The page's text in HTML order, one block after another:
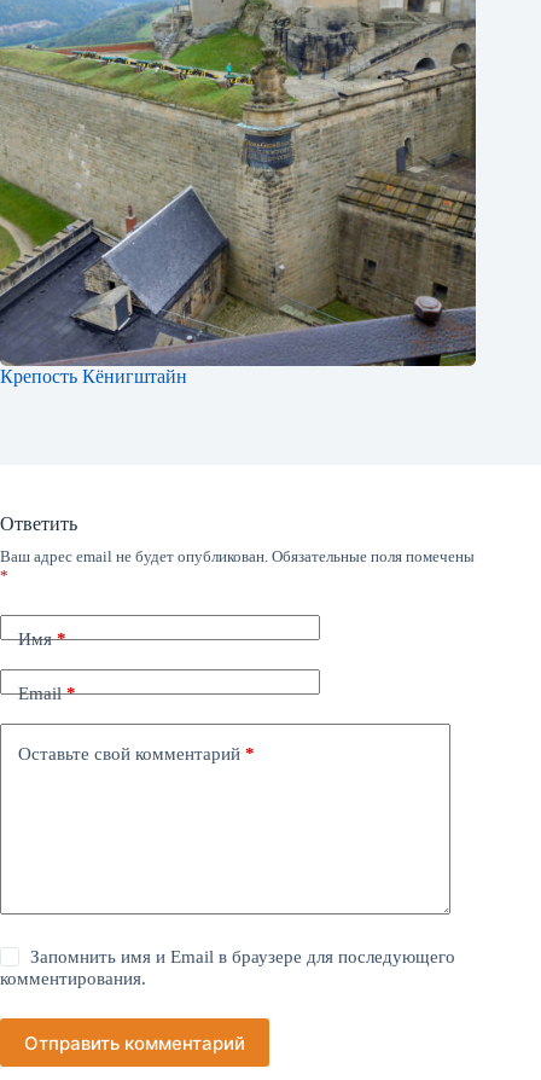
Крепость Кёнигштайн
Ответить
Ваш адрес email не будет опубликован. Обязательные поля помечены
*
Имя*
Email*
Оставьте свой комментарий *
Запомнить имя и Email в браузере для последующего
комментирования.
Отправить комментарий